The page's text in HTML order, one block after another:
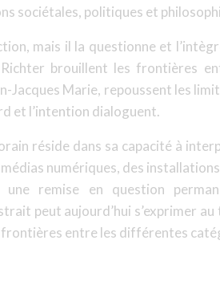
sociétales, politiques et
mais il la questionne et
brouillent les frontières
Jacques Marie, repoussent les
et l’intention dialoguent.
réside dans sa capacité à
numériques, des
remise en question
peut aujourd’hui s’exprimer
frontières entre les différentes